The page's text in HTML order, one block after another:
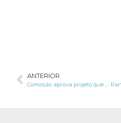
ANTERIOR